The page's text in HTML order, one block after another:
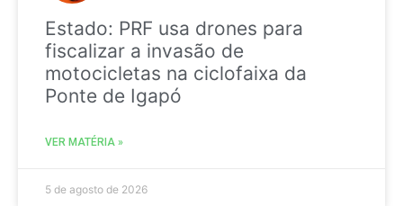
Estado: PRF usa drones para
fiscalizar a invasão de
motocicletas na ciclofaixa da
Ponte de Igapó
VER MATÉRIA »
5 de agosto de 2026